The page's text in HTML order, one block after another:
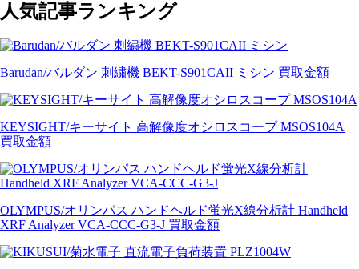
人気記事ランキング
Barudan/バルダン 刺繍機 BEKT-S901CAII ミシン 買取金額
KEYSIGHT/キーサイト 高解像度オシロスコープ MSOS104A
買取金額
OLYMPUS/オリンパス ハンドヘルド蛍光X線分析計 Handheld
XRF Analyzer VCA-CCC-G3-J 買取金額